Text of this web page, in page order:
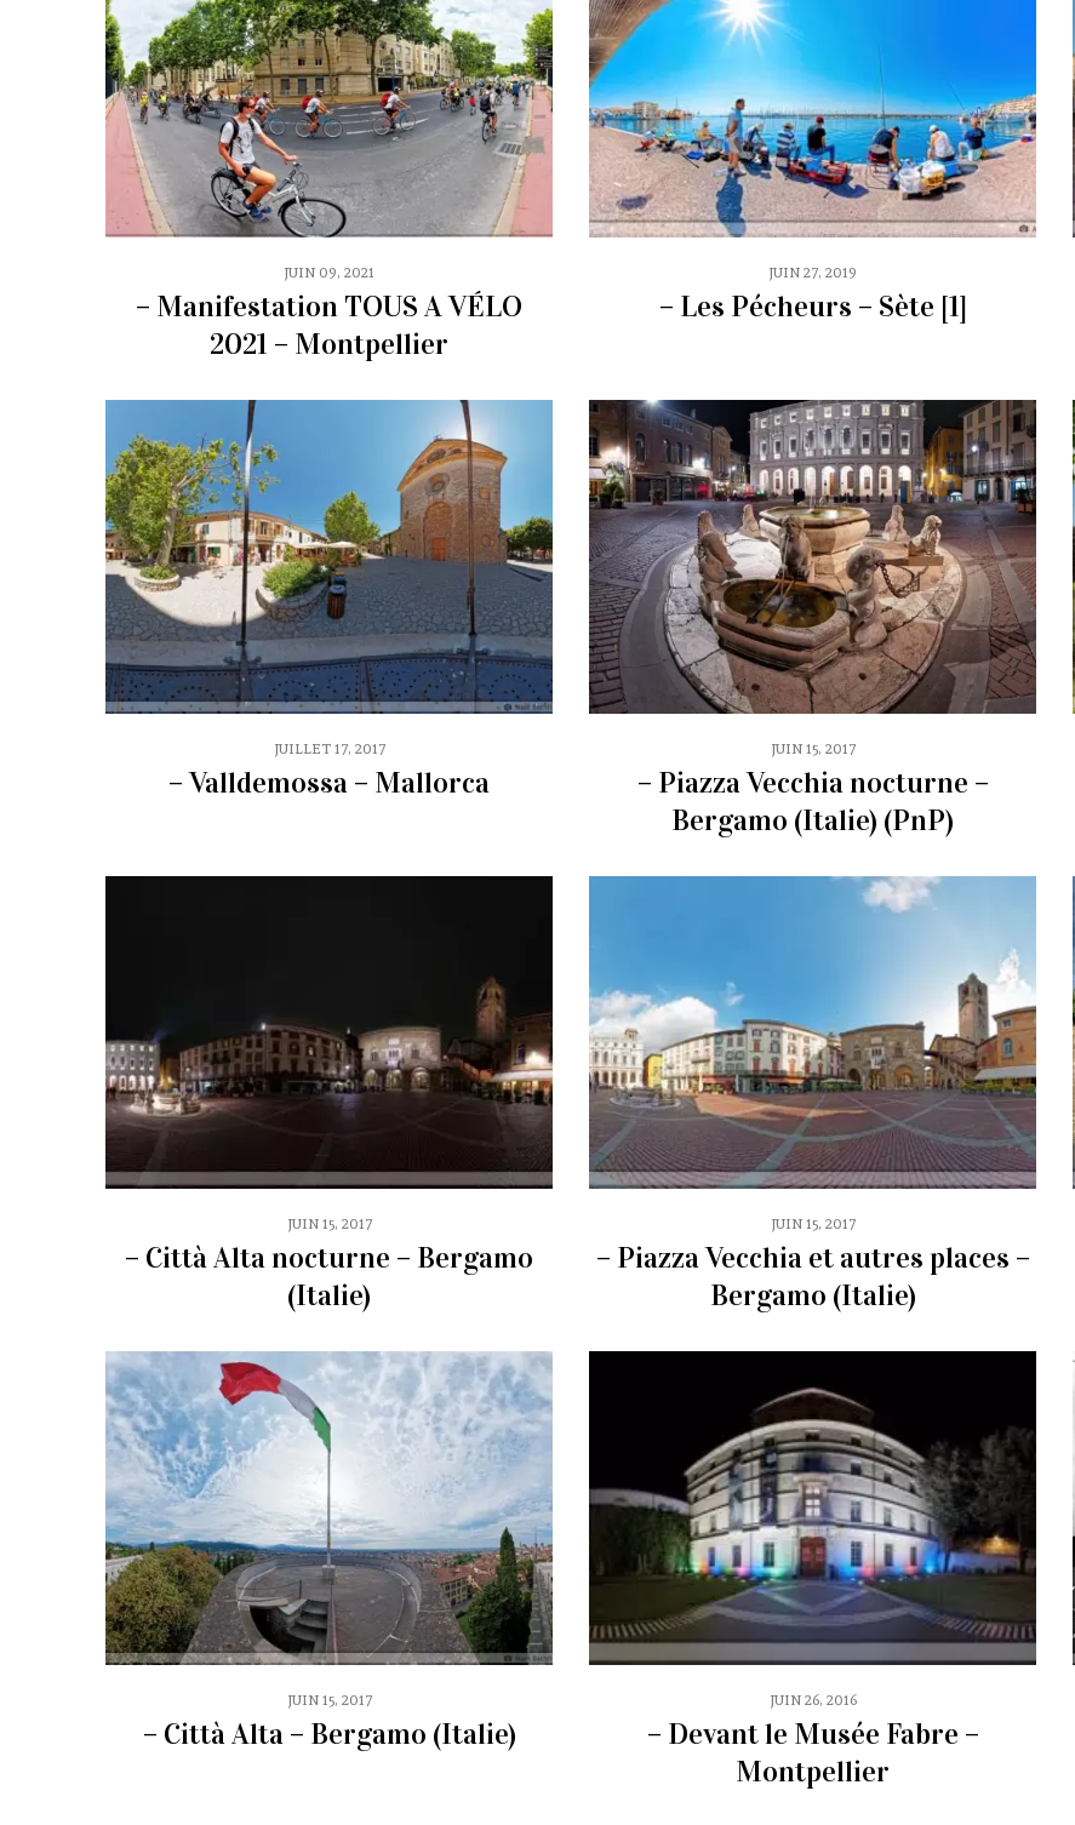
JUIN 09, 2021
– Manifestation TOUS A VÉLO
2021 – Montpellier
JUIN 27, 2019
– Les Pécheurs – Sète [1]
JUILLET 17, 2017
– Valldemossa – Mallorca
JUIN 15, 2017
– Piazza Vecchia nocturne –
Bergamo (Italie) (PnP)
JUIN 15, 2017
– Città Alta nocturne – Bergamo
(Italie)
JUIN 15, 2017
– Piazza Vecchia et autres places –
Bergamo (Italie)
JUIN 15, 2017
– Città Alta – Bergamo (Italie)
JUIN 26, 2016
– Devant le Musée Fabre –
Montpellier